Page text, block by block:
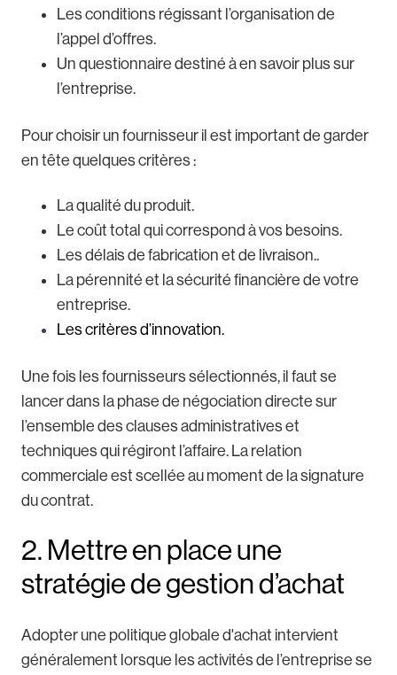
Les conditions régissant l’organisation de
l’appel d’offres.
Un questionnaire destiné à en savoir plus sur
l’entreprise.
Pour choisir un fournisseur il est important de garder
en tête quelques critères :
La qualité du produit.
Le coût total qui correspond à vos besoins.
Les délais de fabrication et de livraison..
La pérennité et la sécurité financière de votre
entreprise.
Les critères d’innovation.
Une fois les fournisseurs sélectionnés, il faut se
lancer dans la phase de négociation directe sur
l’ensemble des clauses administratives et
techniques qui régiront l’affaire. La relation
commerciale est scellée au moment de la signature
du contrat.
2. Mettre en place une
stratégie de gestion d’achat
Adopter une politique globale d'achat intervient
généralement lorsque les activités de l’entreprise se